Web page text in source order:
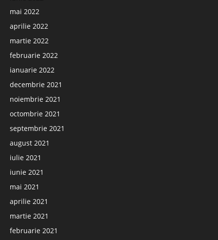
mai 2022
aprilie 2022
martie 2022
februarie 2022
ianuarie 2022
decembrie 2021
noiembrie 2021
octombrie 2021
septembrie 2021
august 2021
iulie 2021
iunie 2021
mai 2021
aprilie 2021
martie 2021
februarie 2021